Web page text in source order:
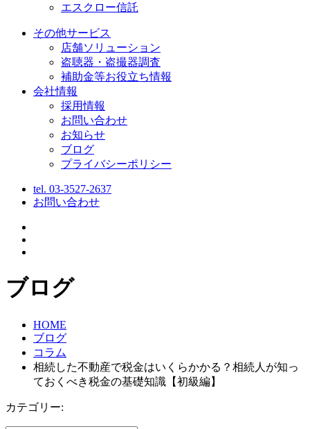
エスクロー信託
その他サービス
店舗ソリューション
盗聴器・盗撮器調査
補助金等お役立ち情報
会社情報
採用情報
お問い合わせ
お知らせ
ブログ
プライバシーポリシー
tel. 03-3527-2637
お問い合わせ
ブログ
HOME
ブログ
コラム
相続した不動産で税金はいくらかかる？相続人が知っ
ておくべき税金の基礎知識【初級編】
カテゴリー: